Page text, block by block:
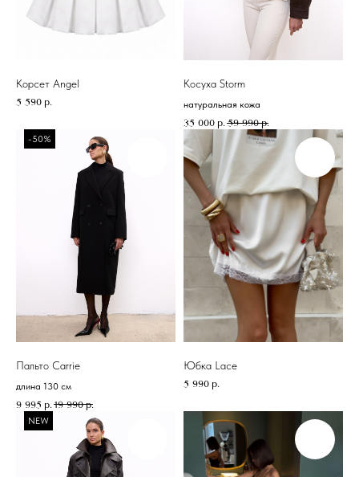
Корсет Angel
5 590 р.
Косуха Storm
натуральная кожа
35 000 р. 59 990 р.
-50%
Пальто Carrie
длина 130 см
9 995 р. 19 990 р.
Юбка Lace
5 990 р.
NEW